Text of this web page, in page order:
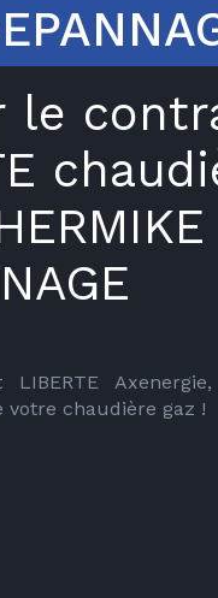
le
votre chaudière gaz !